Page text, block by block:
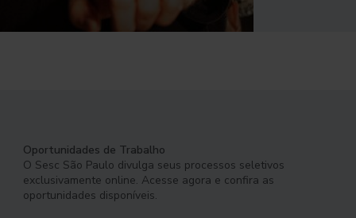
Oportunidades de Trabalho
O Sesc São Paulo divulga seus processos seletivos
exclusivamente online. Acesse agora e confira as
oportunidades disponíveis.